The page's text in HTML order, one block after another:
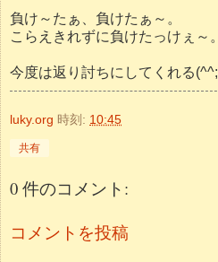
負け～たぁ、負けたぁ～。
こらえきれずに負けたっけぇ～。
今度は返り討ちにしてくれる(^^;
luky.org 時刻: 10:45
共有
0 件のコメント:
コメントを投稿